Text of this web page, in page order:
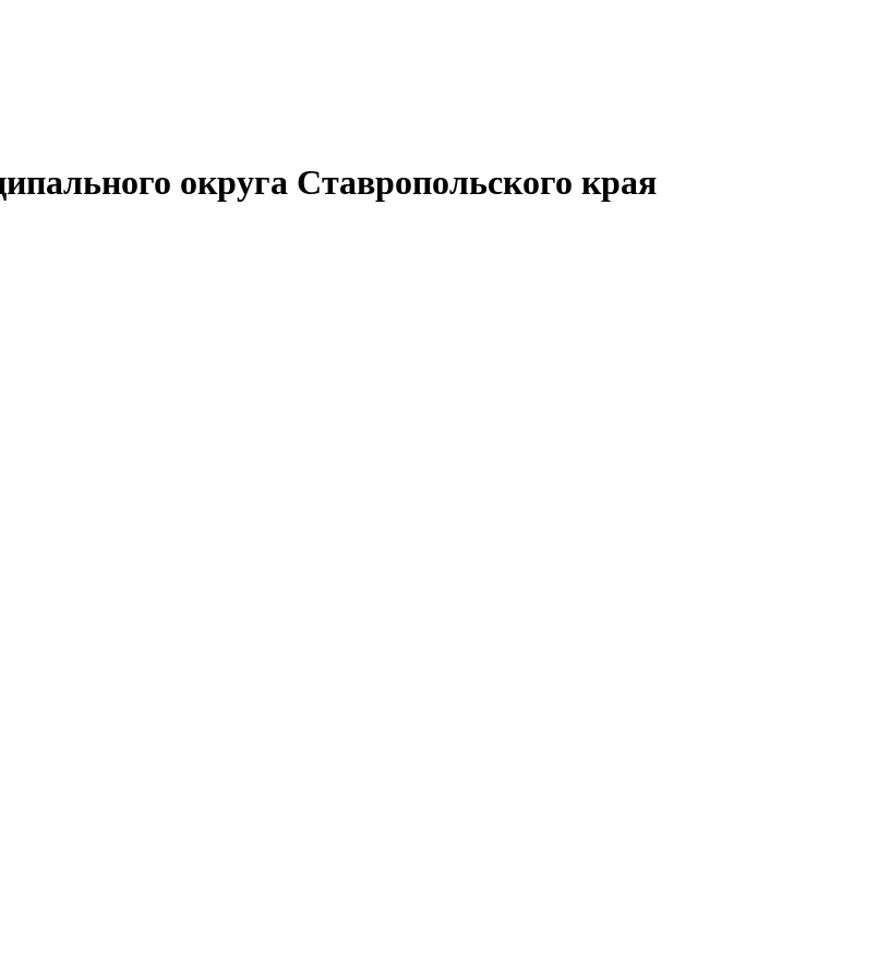
округа Ставропольского края